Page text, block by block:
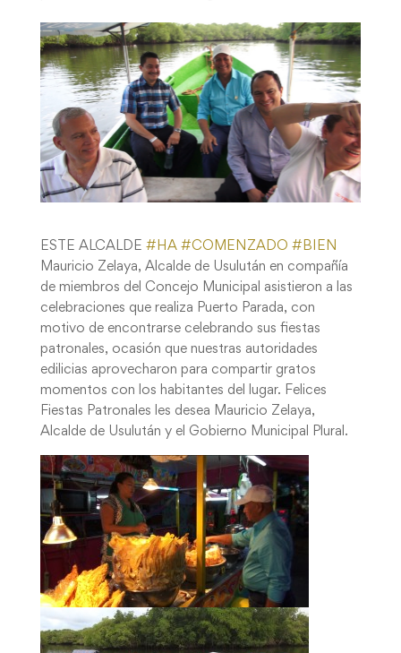
ESTE ALCALDE # HA #COMENZADO # BIEN
Mauricio Zelaya, Alcalde de Usulután en compañía
de miembros del Concejo Municipal asistieron a las
celebraciones que realiza Puerto Parada, con
motivo de encontrarse celebrando sus fiestas
patronales, ocasión que nuestras autoridades
edilicias aprovecharon para compartir gratos
momentos con los habitantes del lugar. Felices
Fiestas Patronales les desea Mauricio Zelaya,
Alcalde de Usulután y el Gobierno Municipal Plural.